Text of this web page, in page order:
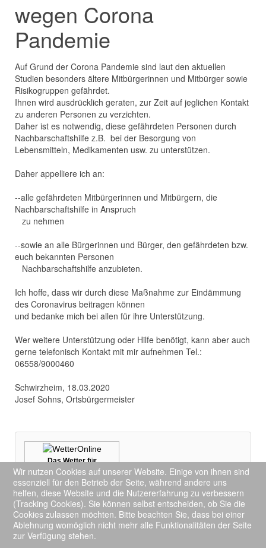
We use cookies to ensure you get the best
experience on our website. Learn more
wegen Corona
Pandemie
Auf Grund der Corona Pandemie sind laut den aktuellen
Studien besonders ältere Mitbürgerinnen und Mitbürger sowie
Risikogruppen gefährdet.
Ihnen wird ausdrücklich geraten, zur Zeit auf jeglichen Kontakt
zu anderen Personen zu verzichten.
Daher ist es notwendig, diese gefährdeten Personen durch
Nachbarschaftshilfe z.B. bei der Besorgung von
Lebensmitteln, Medikamenten usw. zu unterstützen.
Daher appelliere ich an:
--alle gefährdeten Mitbürgerinnen und Mitbürgern, die
Nachbarschaftshilfe in Anspruch
zu nehmen
--sowie an alle Bürgerinnen und Bürger, den gefährdeten bzw.
euch bekannten Personen
Nachbarschaftshilfe anzubieten.
Ich hoffe, dass wir durch diese Maßnahme zur Eindämmung
des Coronavirus beitragen können
und bedanke mich bei allen für ihre Unterstützung.
Wer weitere Unterstützung oder Hilfe benötigt, kann aber auch
gerne telefonisch Kontakt mit mir aufnehmen Tel.:
06558/9000460
Schwirzheim, 18.03.2020
Josef Sohns, Ortsbürgermeister
Das Wetter für
Schwirzheim
Mehr auf wetteronline.de
Impressum
Wir nutzen Cookies auf unserer Website. Einige von ihnen sind
essenziell für den Betrieb der Seite, während andere uns
helfen, diese Website und die Nutzererfahrung zu verbessern
(Tracking Cookies). Sie können selbst entscheiden, ob Sie die
Cookies zulassen möchten. Bitte beachten Sie, dass bei einer
Ablehnung womöglich nicht mehr alle Funktionalitäten der Seite
zur Verfügung stehen.